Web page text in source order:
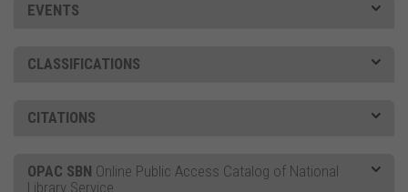
EVENTS
CLASSIFICATIONS
CITATIONS
OPAC SBN Online Public Access Catalog of National
Library Service